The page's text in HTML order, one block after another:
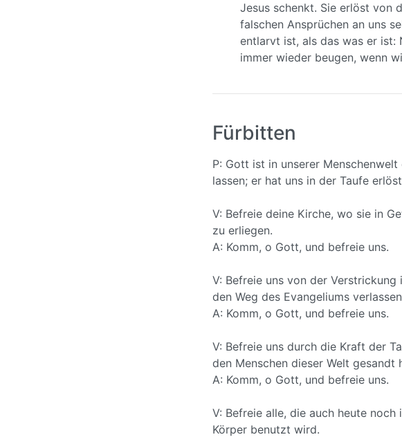
Jesus schenkt. Sie erlöst von
falschen Ansprüchen an uns
entlarvt ist, als das was er ist:
immer wieder beugen, wenn
Fürbitten
P: Gott ist in unserer
lassen; er hat uns in der Taufe
V: Befreie deine Kirche, wo sie in
zu erliegen.
A: Komm, o Gott, und befreie uns.
V: Befreie uns von der
den Weg des Evangeliums
A: Komm, o Gott, und befreie uns.
V: Befreie uns durch die Kraft der
den Menschen dieser Welt gesandt
A: Komm, o Gott, und befreie uns.
V: Befreie alle, die auch heute
Körper benutzt wird.